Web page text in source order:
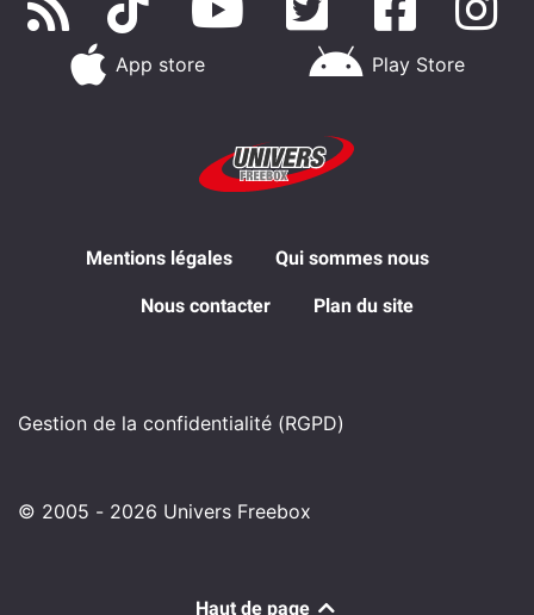
App store Play Store
Mentions légales Qui sommes nous
Nous contacter Plan du site
Gestion de la confidentialité (RGPD)
© 2005 - 2026 Univers Freebox
Haut de page